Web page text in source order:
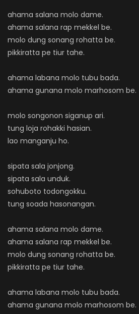
ahama salana molo dame.
ahama salana rap mekkel be.
molo dung sonang rohatta be.
pikkiratta pe tiur tahe.
ahama labana molo tubu bada.
ahama gunana molo marhosom be.
molo songonon siganup ari.
tung loja rohakki hasian.
lao manganju ho.
sipata sala jonjong.
sipata sala unduk.
sohuboto todongokku.
tung soada hasonangan.
ahama salana molo dame.
ahama salana rap mekkel be.
molo dung sonang rohatta be.
pikkiratta pe tiur tahe.
ahama labana molo tubu bada.
ahama gunana molo marhosom be.